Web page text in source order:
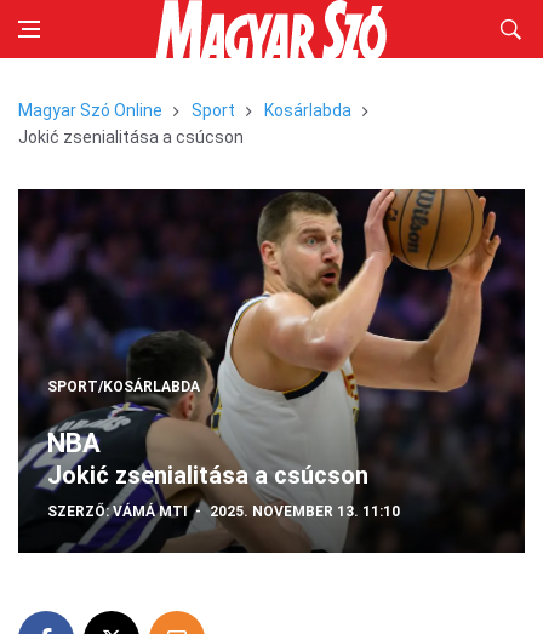
Magyar Szó Online Sport
Kosárlabda
Jokić zsenialitása a csúcson
SPORT/KOSÁRLABDA
NBA
Jokić zsenialitása a csúcson
SZERZŐ:VÁMÁ MTI 2025. NOVEMBER 13. 11:10